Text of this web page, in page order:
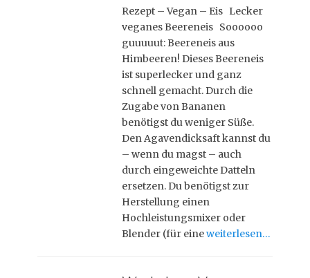
t
e
o
n
Rezept – Vegan – Eis Lecker
veganes Beereneis Soooooo
guuuuut: Beereneis aus
Himbeeren! Dieses Beereneis
ist superlecker und ganz
schnell gemacht. Durch die
Zugabe von Bananen
benötigst du weniger Süße.
Den Agavendicksaft kannst du
– wenn du magst – auch
durch eingeweichte Datteln
ersetzen. Du benötigst zur
Herstellung einen
Hochleistungsmixer oder
Blender (für eineweiterlesen…